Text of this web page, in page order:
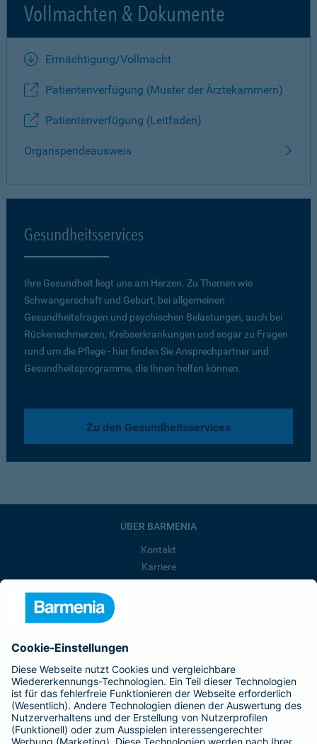
Vollmachten & Dokumente
Ermächtigung/Vollmacht
Patientenverfügung (Muster der Ärztekammern)
Patientenverfügung (Leitfaden)
Organspendeausweis
Gesundheitsservices
Ihre Gesundheit liegt uns am Herzen. Zu Themen wie
Schwangerschaft und Geburt, bei allgemeinen
Gesundheitsfragen und psychischen Belastungen, auch bei
Rückenschmerzen, Krebserkrankungen und sogar zu Fragen
rund um die Pflege - hier finden Sie Ansprechpartner und
Gesundheitsprogramme, die Ihnen helfen können.
Zu den Gesundheitsservices
ÜBER BARMENIA
Kontakt
Karriere
Barmenia ist Teil der BarmeniaGothaer
BELIEBTE SEITEN
Kranken-Zusatzversicherung
Tierversicherungen
Haftpflichtversicherung